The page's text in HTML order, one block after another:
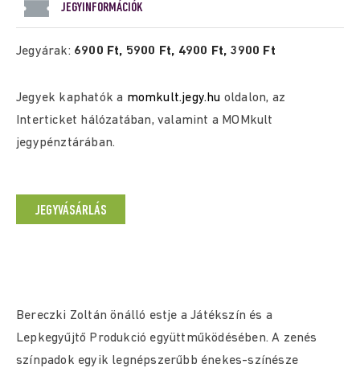
JEGYINFORMÁCIÓK
Jegyárak: 6900 Ft, 5900 Ft, 4900 Ft, 3900 Ft
Jegyek kaphatók a momkult.jegy.hu oldalon, az
Interticket hálózatában, valamint a MOMkult
jegypénztárában.
JEGYVÁSÁRLÁS
Bereczki Zoltán önálló estje a Játékszín és a
Lepkegyűjtő Produkció együttműködésében. A zenés
színpadok egyik legnépszerűbb énekes-színésze